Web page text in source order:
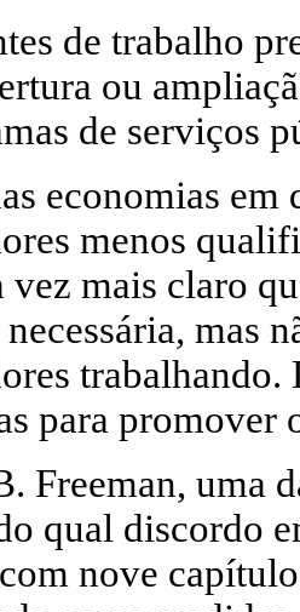
de trabalho
ou
de serviços
economias
menos
vez mais claro
mas
trabalhando.
para promover
Freeman, uma
qual discordo
nove